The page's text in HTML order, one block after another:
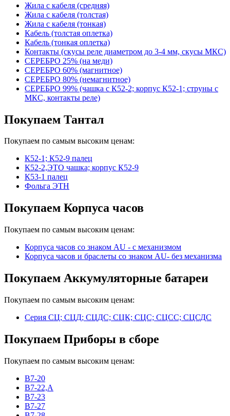
Жила с кабеля (средняя)
Жила с кабеля (толстая)
Жила с кабеля (тонкая)
Кабель (толстая оплетка)
Кабель (тонкая оплетка)
Контакты (скусы реле диаметром до 3-4 мм, скусы МКС)
СЕРЕБРО 25% (на меди)
СЕРЕБРО 60% (магнитное)
СЕРЕБРО 80% (немагнитное)
СЕРЕБРО 99% (чашка с К52-2; корпус К52-1; струны с
МКС, контакты реле)
Покупаем Тантал
Покупаем по самым высоким ценам:
К52-1; К52-9 палец
К52-2,ЭТО чашка; корпус К52-9
К53-1 палец
Фольга ЭТН
Покупаем Корпуса часов
Покупаем по самым высоким ценам:
Корпуса часов cо знаком AU - с механизмом
Корпуса часов и браслеты со знаком AU- без механизма
Покупаем Аккумуляторные батареи
Покупаем по самым высоким ценам:
Серия СЦ; СЦД; СЦДС; СЦК; СЦС; СЦСС; СЦСДС
Покупаем Приборы в сборе
Покупаем по самым высоким ценам:
В7-20
В7-22,А
В7-23
В7-27